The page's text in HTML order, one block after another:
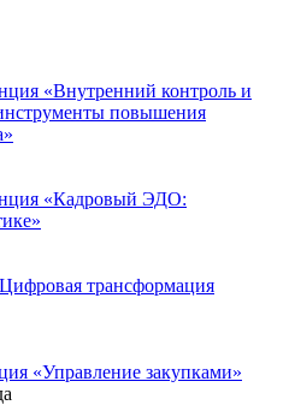
«Внутренний контроль и
повышения
«Кадровый ЭДО:
трансформация
«Управление закупками»